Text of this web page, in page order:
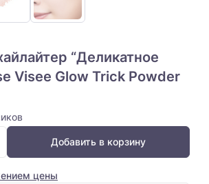
“Деликатное
Visee Glow Trick Powder
Добавить в корзину
цены